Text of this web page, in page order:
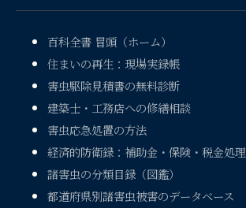
百科全書 冒頭（ホーム）
住まいの再生：現場実録帳
害虫駆除見積書の無料診断
建築士・工務店への修繕相談
害虫応急処置の方法
経済的防衛録：補助金・保険・税金処理
諸害虫の分類目録（図鑑）
都道府県別諸害虫被害のデータベース